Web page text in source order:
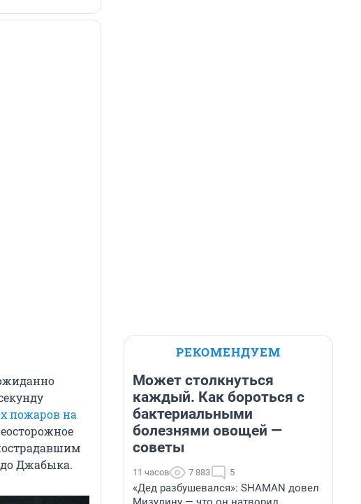
пожаров на
Джабыка.
РЕКОМЕНДУЕМ
Может столкнуться
каждый. Как бороться с
бактериальными
болезнями овощей —
советы
11 часов 7 883 5
«Дед разбушевался»: SHAMAN довел